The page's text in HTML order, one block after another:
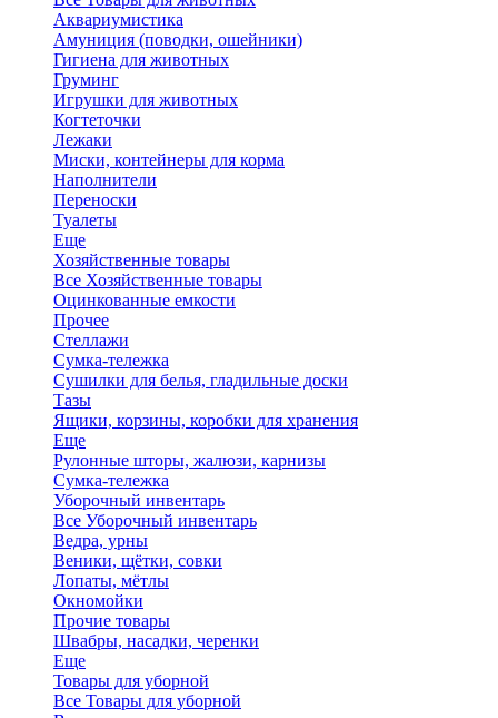
Аквариумистика
Амуниция (поводки, ошейники)
Гигиена для животных
Груминг
Игрушки для животных
Когтеточки
Лежаки
Миски, контейнеры для корма
Наполнители
Переноски
Туалеты
Еще
Хозяйственные товары
Все Хозяйственные товары
Оцинкованные емкости
Прочее
Стеллажи
Сумка-тележка
Сушилки для белья, гладильные доски
Тазы
Ящики, корзины, коробки для хранения
Еще
Рулонные шторы, жалюзи, карнизы
Сумка-тележка
Уборочный инвентарь
Все Уборочный инвентарь
Ведра, урны
Веники, щётки, совки
Лопаты, мётлы
Окномойки
Прочие товары
Швабры, насадки, черенки
Еще
Товары для уборной
Все Товары для уборной